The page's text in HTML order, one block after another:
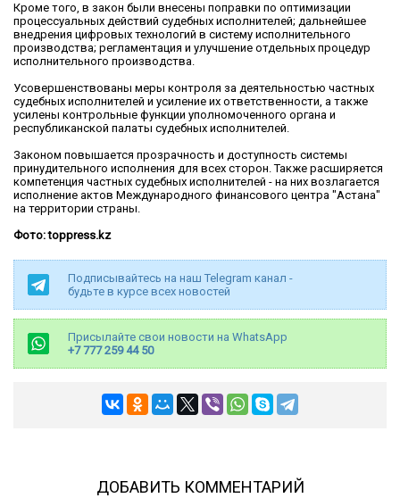
Кроме того, в закон были внесены поправки по оптимизации
процессуальных действий судебных исполнителей; дальнейшее
внедрения цифровых технологий в систему исполнительного
производства; регламентация и улучшение отдельных процедур
исполнительного производства.
Усовершенствованы меры контроля за деятельностью частных
судебных исполнителей и усиление их ответственности, а также
усилены контрольные функции уполномоченного органа и
республиканской палаты судебных исполнителей.
Законом повышается прозрачность и доступность системы
принудительного исполнения для всех сторон. Также расширяется
компетенция частных судебных исполнителей - на них возлагается
исполнение актов Международного финансового центра "Астана"
на территории страны.
Фото: toppress.kz
Подписывайтесь на наш Telegram канал -
будьте в курсе всех новостей
Присылайте свои новости на WhatsApp
+7 777 259 44 50
ДОБАВИТЬ КОММЕНТАРИЙ